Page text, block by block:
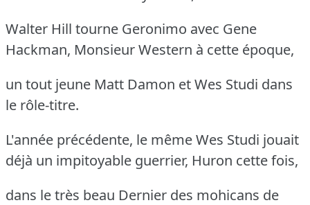
Walter Hill tourne Geronimo avec Gene
Hackman, Monsieur Western à cette époque,
un tout jeune Matt Damon et Wes Studi dans
le rôle-titre.
L'année précédente, le même Wes Studi jouait
déjà un impitoyable guerrier, Huron cette fois,
dans le très beau Dernier des mohicans de